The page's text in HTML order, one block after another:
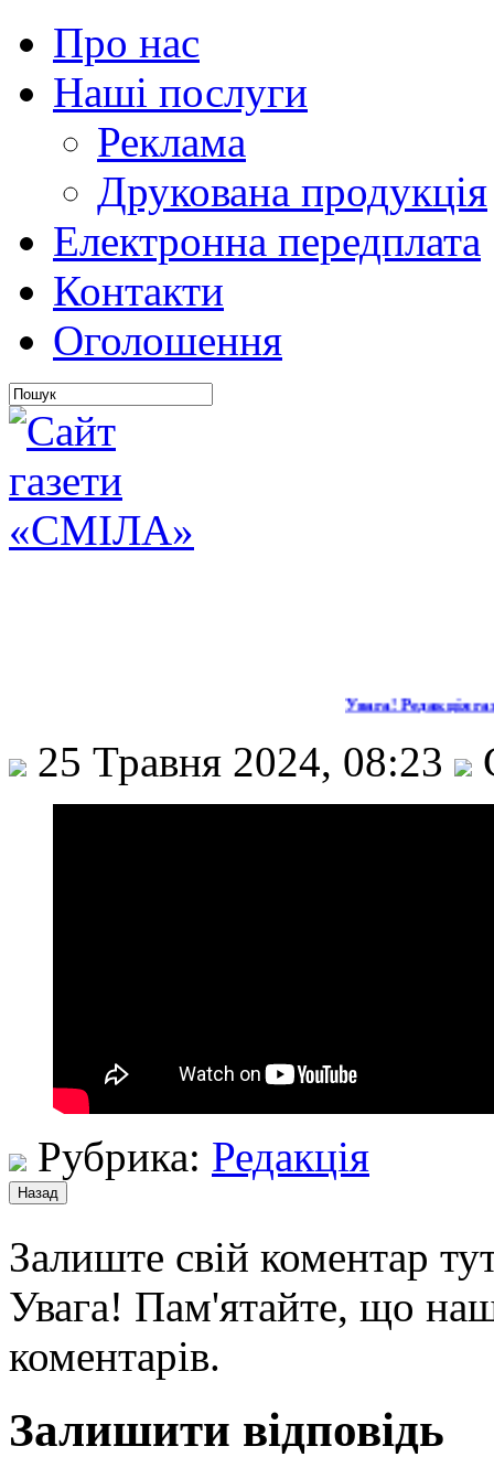
Про нас
Наші послуги
Реклама
Друкована продукція
Електронна передплата
Контакти
Оголошення
Увага! Редакція
25 Травня 2024, 08:23
Рубрика: Редакція
Залиште свій коментар
Увага! Пам'ятайте, що
коментарів.
Залишити відповідь